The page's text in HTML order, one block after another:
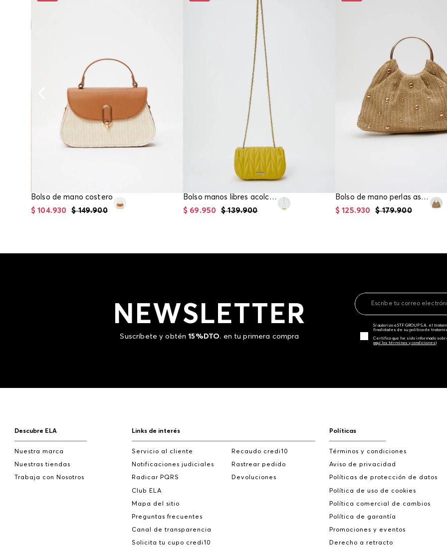
Bolso de mano costero
$ 149.900
$ 104.930
Bolso manos libres acolchado herraje frontal
$ 139.900
$ 69.950
Bolso de mano perlas asas metalicas
$ 179.900
$ 125.930
NEWSLETTER
Suscríbete y obtén15%DTO. en tu primera compra
Sí autorizo a STF GROUP S.A. el
finalidades de su política de
Certifico que he sido informado
aquí los términos y condiciones)
Descubre ELA
Nuestra marca
Nuestras tiendas
Trabaja con Nosotros
Links de interés
Servicio al cliente
Notificaciones judiciales
Radicar PQRS
Club ELA
Mapa del sitio
Preguntas frecuentes
Canal de transparencia
Solicita tu cupo credi10
Recaudo credi10
Rastrear pedido
Devoluciones
Políticas
Términos y condiciones
Aviso de privacidad
Políticas de protección de datos
Política de uso de cookies
Política comercial de cambios
Política de garantía
Promociones y eventos
Derecho a retracto